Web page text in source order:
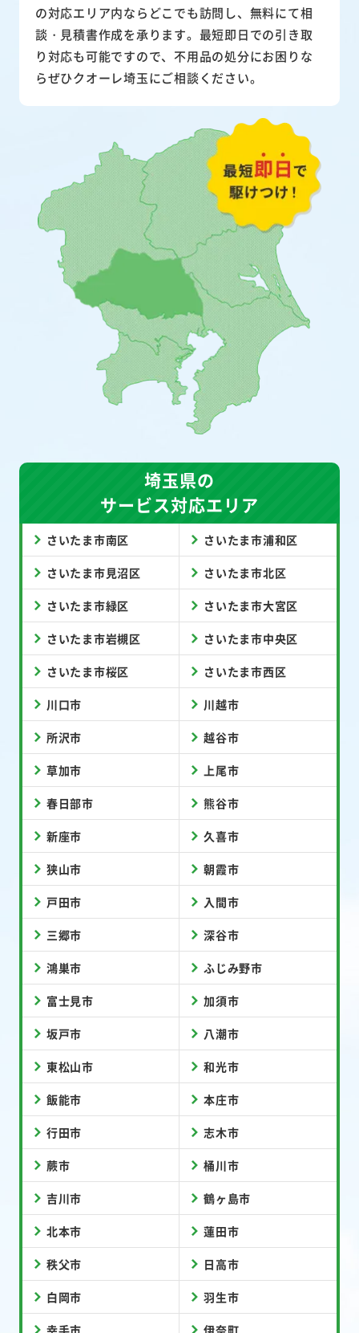
の対応エリア内ならどこでも訪問し、無料にて相
談・見積書作成を承ります。最短即日での引き取
り対応も可能ですので、不用品の処分にお困りな
らぜひクオーレ埼玉にご相談ください。
埼玉県の
サービス対応エリア
さいたま市南区 さいたま市浦和区
さいたま市見沼区 さいたま市北区
さいたま市緑区 さいたま市大宮区
さいたま市岩槻区 さいたま市中央区
さいたま市桜区 さいたま市西区
川口市 川越市
所沢市 越谷市
草加市 上尾市
春日部市 熊谷市
新座市 久喜市
狭山市 朝霞市
戸田市 入間市
三郷市 深谷市
鴻巣市 ふじみ野市
富士見市 加須市
坂戸市 八潮市
東松山市 和光市
飯能市 本庄市
行田市 志木市
蕨市 桶川市
吉川市 鶴ヶ島市
北本市 蓮田市
秩父市 日高市
白岡市 羽生市